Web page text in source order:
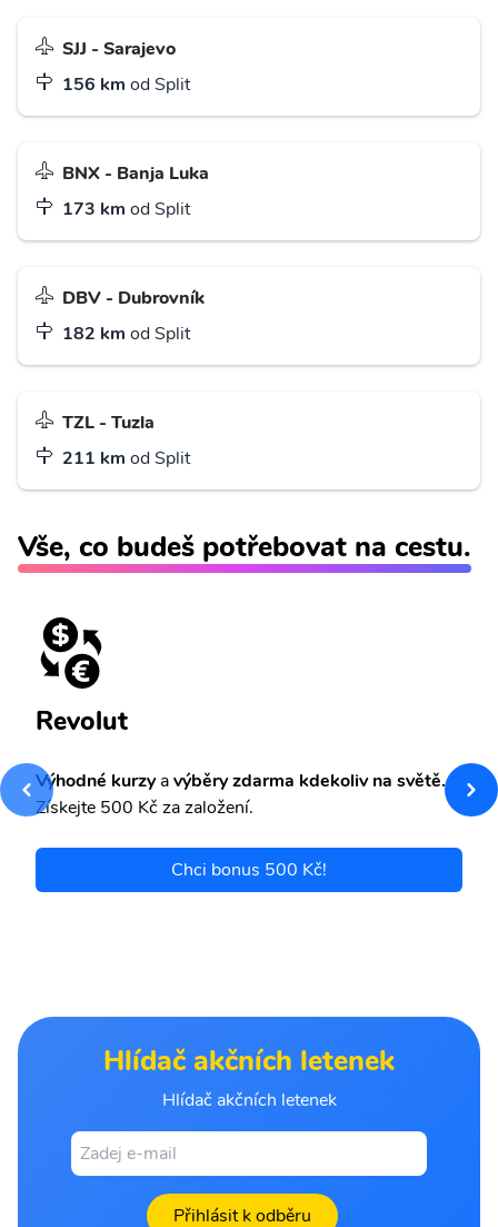
SJJ - Sarajevo
156 km od Split
BNX - Banja Luka
173 km od Split
DBV - Dubrovník
182 km od Split
TZL - Tuzla
211 km od Split
Vše, co budeš potřebovat na cestu.
Revolut
Výhodné kurzyavýběry zdarma kdekoliv na světě.
Získejte 500 Kč za založení.
Chci bonus 500 Kč!
Hlídač akčních letenek
Hlídač akčních letenek
Přihlásit k odběru